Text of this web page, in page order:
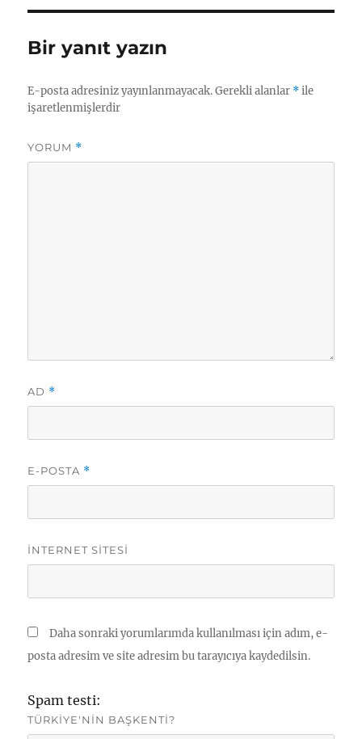
Bir yanıt yazın
E-posta adresiniz yayınlanmayacak. Gerekli alanlar *ile
işaretlenmişlerdir
YORUM *
AD *
E-POSTA *
İNTERNET SITESI
Daha sonraki yorumlarımda kullanılması için adım, e-
posta adresim ve site adresim bu tarayıcıya kaydedilsin.
Spam testi:
TÜRKIYE'NIN BAŞKENTI?